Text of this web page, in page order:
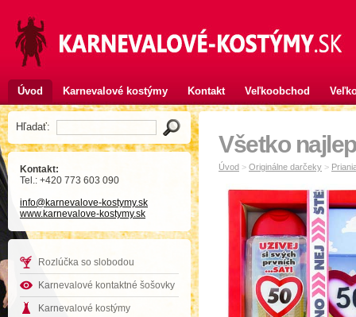
Úvod Karnevalové kostýmy Kontakt Veľkoobchod
Hľadať:
Kontakt:
Tel.: +420 773 603 090
info@karnevalove-kostymy.sk
www.karnevalove-kostymy.sk
Rozlúčka so slobodou
Karnevalové kontaktné šošovky
Karnevalové kostýmy
Všetko
Úvod > Originálne darčeky >